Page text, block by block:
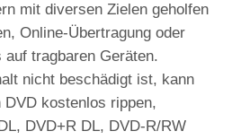
mit diversen Zielen geholfen
Online-Übertragung oder
tragbaren Geräten.
nicht beschädigt ist, kann
kostenlos rippen,
DVD+R DL, DVD-R/RW